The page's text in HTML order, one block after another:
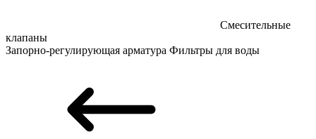
Смесительные
клапаны
Запорно-регулирующая арматура Фильтры для воды